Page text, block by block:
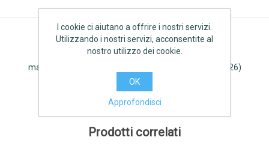
Etichetta del prodotto
manico (26)
Prodotti correlati
I cookie ci aiutano a offrire i nostri servizi.
Utilizzando i nostri servizi, acconsentite al
nostro utilizzo dei cookie.
OK
Approfondisci